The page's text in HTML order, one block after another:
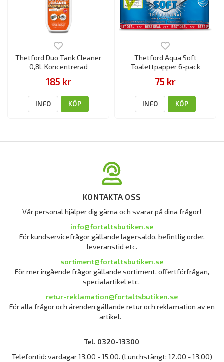
Thetford Duo Tank Cleaner
0,8L Koncentrerad
185 kr
INFO KÖP
Thetford Aqua Soft
Toalettpapper 6-pack
75 kr
INFO KÖP
KONTAKTA OSS
Vår personal hjälper dig gärna och svarar på dina frågor!
info@fortaltsbutiken.se
För kundservicefrågor gällande lagersaldo, befintlig order,
leveranstid etc.
sortiment@fortaltsbutiken.se
För mer ingående frågor gällande sortiment, offertförfrågan,
specialartikel etc.
retur-reklamation@fortaltsbutiken.se
För alla frågor och ärenden gällande retur och reklamation av en
artikel.
Tel. 0320-13300
Telefontid: vardagar 13.00 - 15.00. (Lunchstängt: 12.00 - 13.00)